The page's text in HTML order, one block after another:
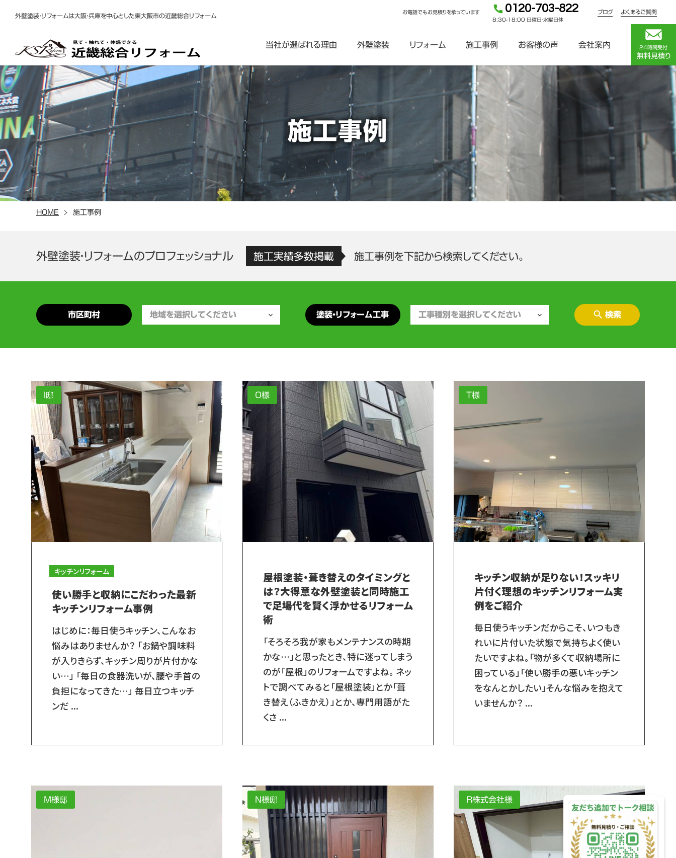
外壁塗装・リフォームは大阪・兵庫を中心とした東大阪市の近畿総合リフォーム
お電話でもお見積りを承っています 0120-703-822
8:30-18:00 日曜日・水曜日休
ブログ よくあるご質問
当社が選ばれる理由 外壁塗装 リフォーム 施工事例 お客様の声 会社案内 24時間受付
無料見積り
施工事例
HOME 施工事例
外壁塗装・リフォームのプロフェッショナル 施工実績多数掲載 施工事例を下記から検索してください。
市区町村 塗装・リフォーム工事 検索
I邸
キッチンリフォーム
使い勝手と収納にこだわった最新
キッチンリフォーム事例
はじめに：毎日使うキッチン、こんなお
悩みはありませんか？ 「お鍋や調味料
が入りきらず、キッチン周りが片付かな
い…」 「毎日の食器洗いが、腰や手首の
負担になってきた…」 毎日立つキッチ
ンだ ...
O様
屋根塗装・葺き替えのタイミングと
は？大得意な外壁塗装と同時施工
で足場代を賢く浮かせるリフォーム
術
「そろそろ我が家もメンテナンスの時期
かな…」と思ったとき、特に迷ってしまう
のが「屋根」のリフォームですよね。 ネッ
トで調べてみると「屋根塗装」とか「葺
き替え（ふきかえ）」とか、専門用語がた
くさ ...
T様
キッチン収納が足りない！スッキリ
片付く理想のキッチンリフォーム実
例をご紹介
毎日使うキッチンだからこそ、いつもき
れいに片付いた状態で気持ちよく使い
たいですよね。「物が多くて収納場所に
困っている」「使い勝手の悪いキッチン
をなんとかしたい」そんな悩みを抱えて
いませんか？ ...
M様邸 N様邸 R株式会社様